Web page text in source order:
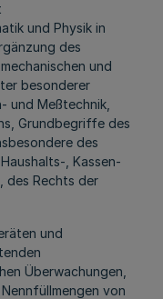
und Physik in
des
und
besonderer
und Meßtechnik,
Grundbegriffe des
des
, Kassen-
des Rechts der
und
Überwachungen,
von